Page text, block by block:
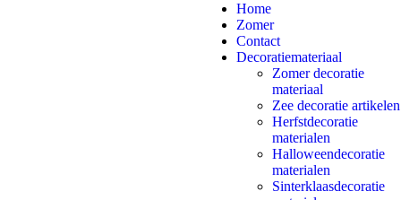
Home
Zomer
Contact
Decoratiemateriaal
Zomer decoratie
materiaal
Zee decoratie artikelen
Herfstdecoratie
materialen
Halloweendecoratie
materialen
Sinterklaasdecoratie